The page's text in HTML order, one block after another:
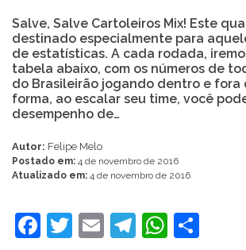
Salve, Salve Cartoleiros Mix! Este
destinado especialmente para
de estatísticas. A cada rodada,
tabela abaixo, com os números de
do Brasileirão jogando dentro e fora
forma, ao escalar seu time, você
desempenho de…
Autor: Felipe Melo
Postado em: 4 de novembro de 2016
Atualizado em: 4 de novembro de 2016
Facebook
Twitter
EmailTelegram